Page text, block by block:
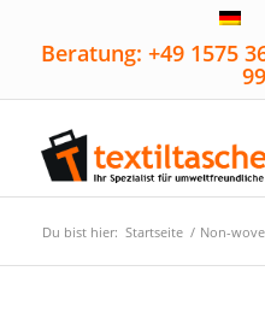
Beratung: +49 1575
Du bist hier: Startseite / Non-